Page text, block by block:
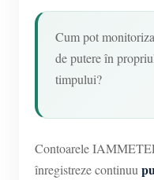
Explorare site
Clasament FV
Cum pot
de putere în
timpului?
Contoarele
înregistreze continuu